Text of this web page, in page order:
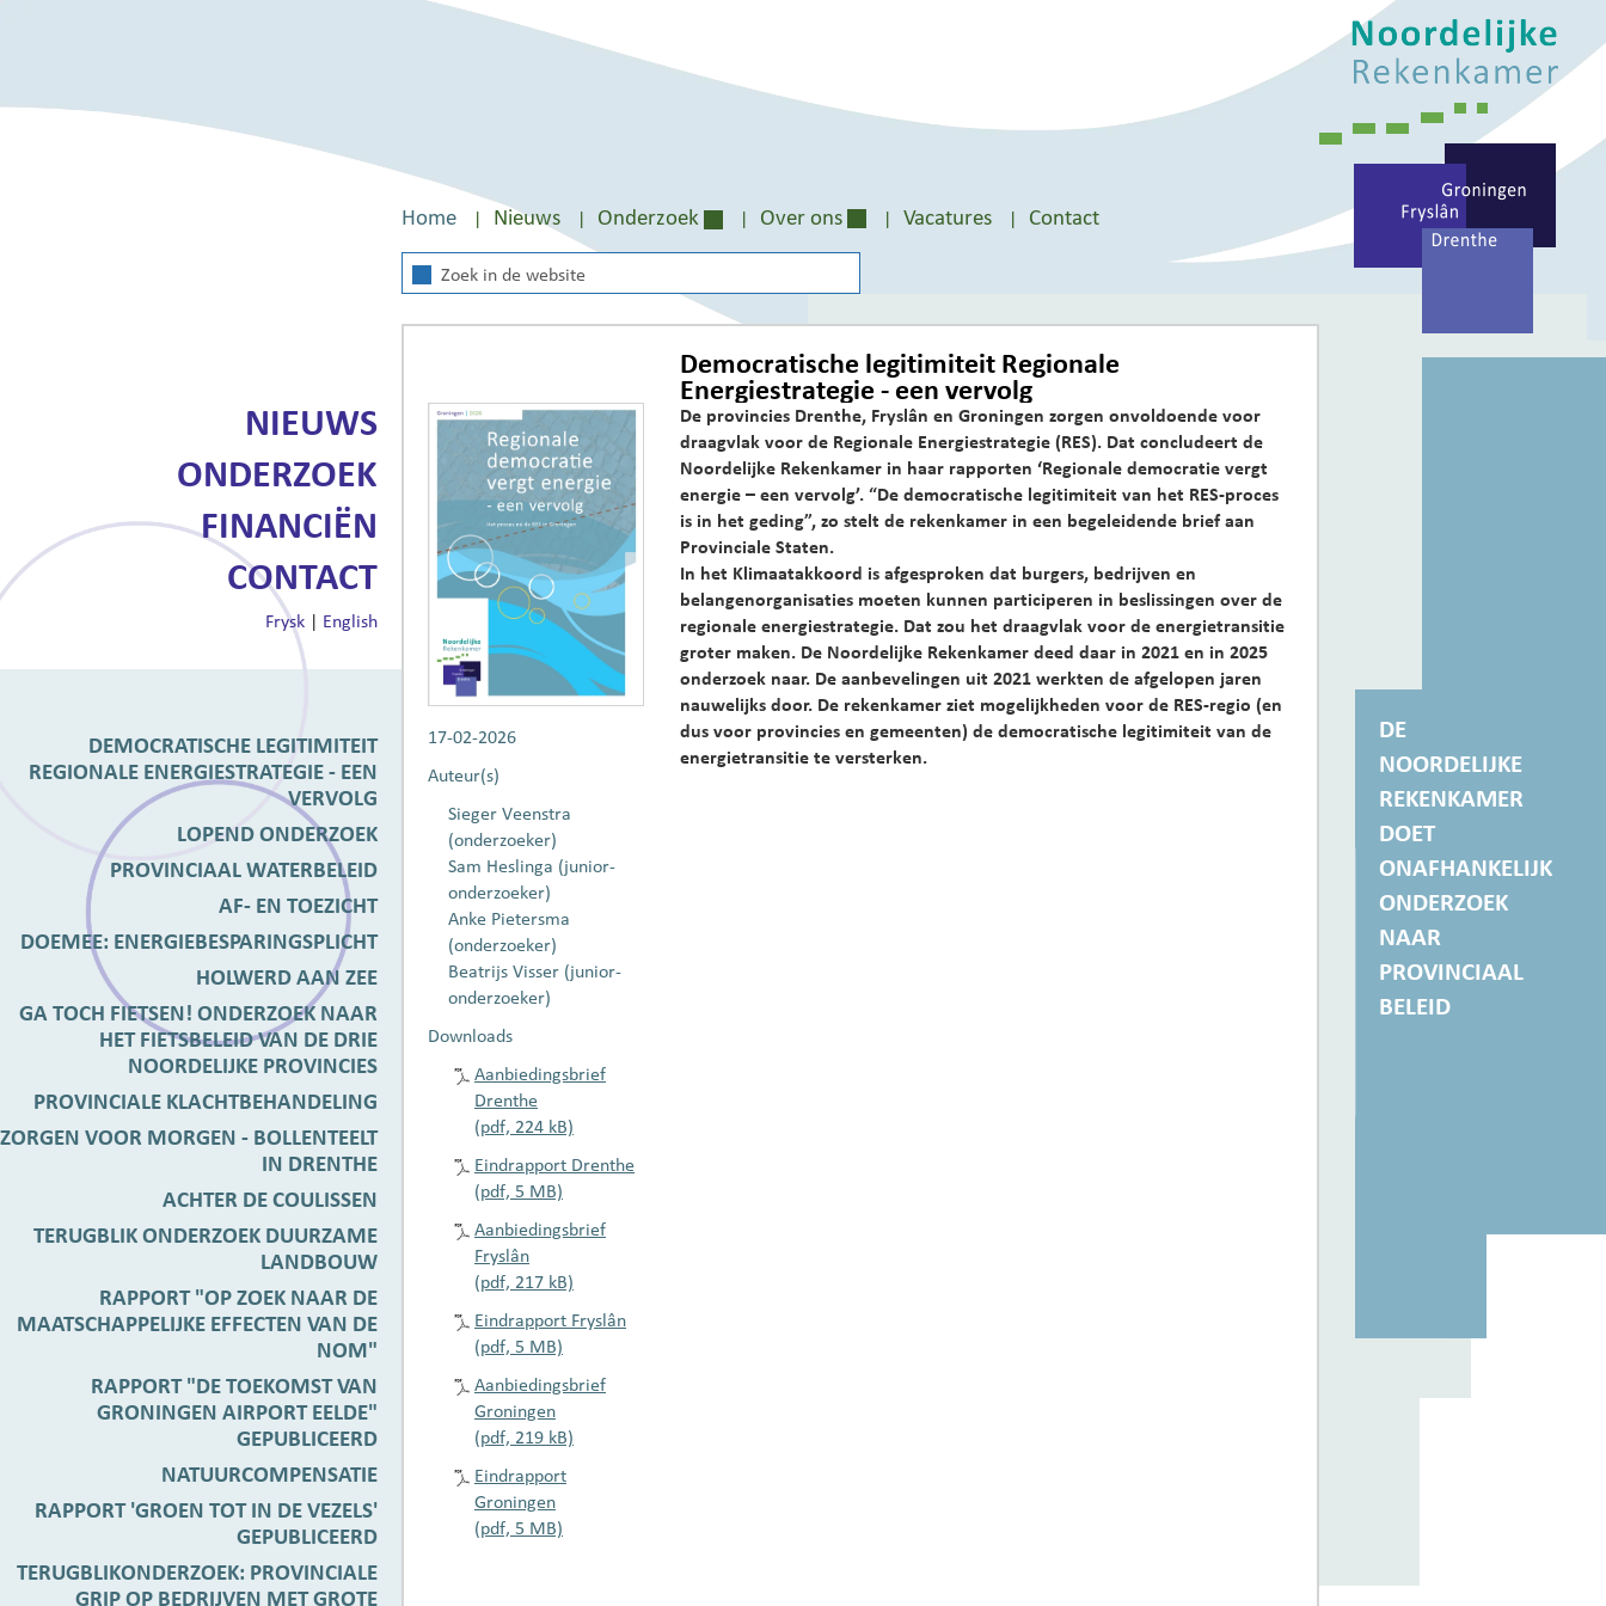
Home Nieuws Onderzoek Over ons Vacatures Contact
Zoek
in
de
NIEUWS
ONDERZOEK
FINANCIËN
CONTACT
Frysk | English
DEMOCRATISCHE LEGITIMITEIT
REGIONALE ENERGIESTRATEGIE - EEN
VERVOLG
LOPEND ONDERZOEK
PROVINCIAAL WATERBELEID
AF- EN TOEZICHT
DOEMEE: ENERGIEBESPARINGSPLICHT
HOLWERD AAN ZEE
GA TOCH FIETSEN! ONDERZOEK NAAR
HET FIETSBELEID VAN DE DRIE
NOORDELIJKE PROVINCIES
PROVINCIALE KLACHTBEHANDELING
ZORGEN VOOR MORGEN - BOLLENTEELT
IN DRENTHE
ACHTER DE COULISSEN
TERUGBLIK ONDERZOEK DUURZAME
LANDBOUW
RAPPORT "OP ZOEK NAAR DE
MAATSCHAPPELIJKE EFFECTEN VAN DE
NOM"
RAPPORT "DE TOEKOMST VAN
GRONINGEN AIRPORT EELDE"
GEPUBLICEERD
NATUURCOMPENSATIE
RAPPORT 'GROEN TOT IN DE VEZELS'
GEPUBLICEERD
TERUGBLIKONDERZOEK: PROVINCIALE
GRIP OP BEDRIJVEN MET GROTE
Democratische legitimiteit Regionale
Energiestrategie - een vervolg
17-02-2026
Auteur(s)
Sieger Veenstra
(onderzoeker)
Sam Heslinga (junior-
onderzoeker)
Anke Pietersma
(onderzoeker)
Beatrijs Visser (junior-
onderzoeker)
Downloads
Aanbiedingsbrief
Drenthe
(pdf, 224 kB)
Eindrapport Drenthe
(pdf, 5 MB)
Aanbiedingsbrief
Fryslân
(pdf, 217 kB)
Eindrapport Fryslân
(pdf, 5 MB)
Aanbiedingsbrief
Groningen
(pdf, 219 kB)
Eindrapport
Groningen
(pdf, 5 MB)
De provincies Drenthe, Fryslân en Groningen zorgen onvoldoende voor
draagvlak voor de Regionale Energiestrategie (RES). Dat concludeert de
Noordelijke Rekenkamer in haar rapporten ‘Regionale democratie vergt
energie – een vervolg’. “De democratische legitimiteit van het RES-proces
is in het geding”, zo stelt de rekenkamer in een begeleidende brief aan
Provinciale Staten.
In het Klimaatakkoord is afgesproken dat burgers, bedrijven en
belangenorganisaties moeten kunnen participeren in beslissingen over de
regionale energiestrategie. Dat zou het draagvlak voor de energietransitie
groter maken. De Noordelijke Rekenkamer deed daar in 2021 en in 2025
onderzoek naar. De aanbevelingen uit 2021 werkten de afgelopen jaren
nauwelijks door. De rekenkamer ziet mogelijkheden voor de RES-regio (en
dus voor provincies en gemeenten) de democratische legitimiteit van de
energietransitie te versterken.
DE
NOORDELIJKE
REKENKAMER
DOET
ONAFHANKELIJK
ONDERZOEK
NAAR
PROVINCIAAL
BELEID